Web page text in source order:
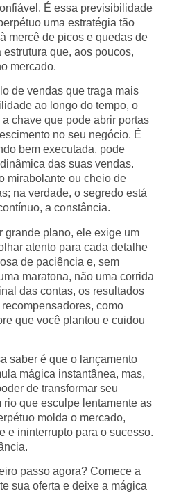
É essa previsibilidade
uma estratégia tão
mercê de picos e quedas de
que, aos poucos,
mercado.
de vendas que traga mais
ao longo do tempo, o
a chave que pode abrir portas
no seu negócio. É
bem executada, pode
das suas vendas.
mirabolante ou cheio de
na verdade, o segredo está
a constância.
grande plano, ele exige um
atento para cada detalhe
de paciência e, sem
maratona, não uma corrida
das contas, os resultados
como
que você plantou e cuidou
saber é que o lançamento
mágica instantânea, mas,
de transformar seu
rio que esculpe lentamente as
molda o mercado,
e ininterrupto para o sucesso.
passo agora? Comece a
sua oferta e deixe a mágica